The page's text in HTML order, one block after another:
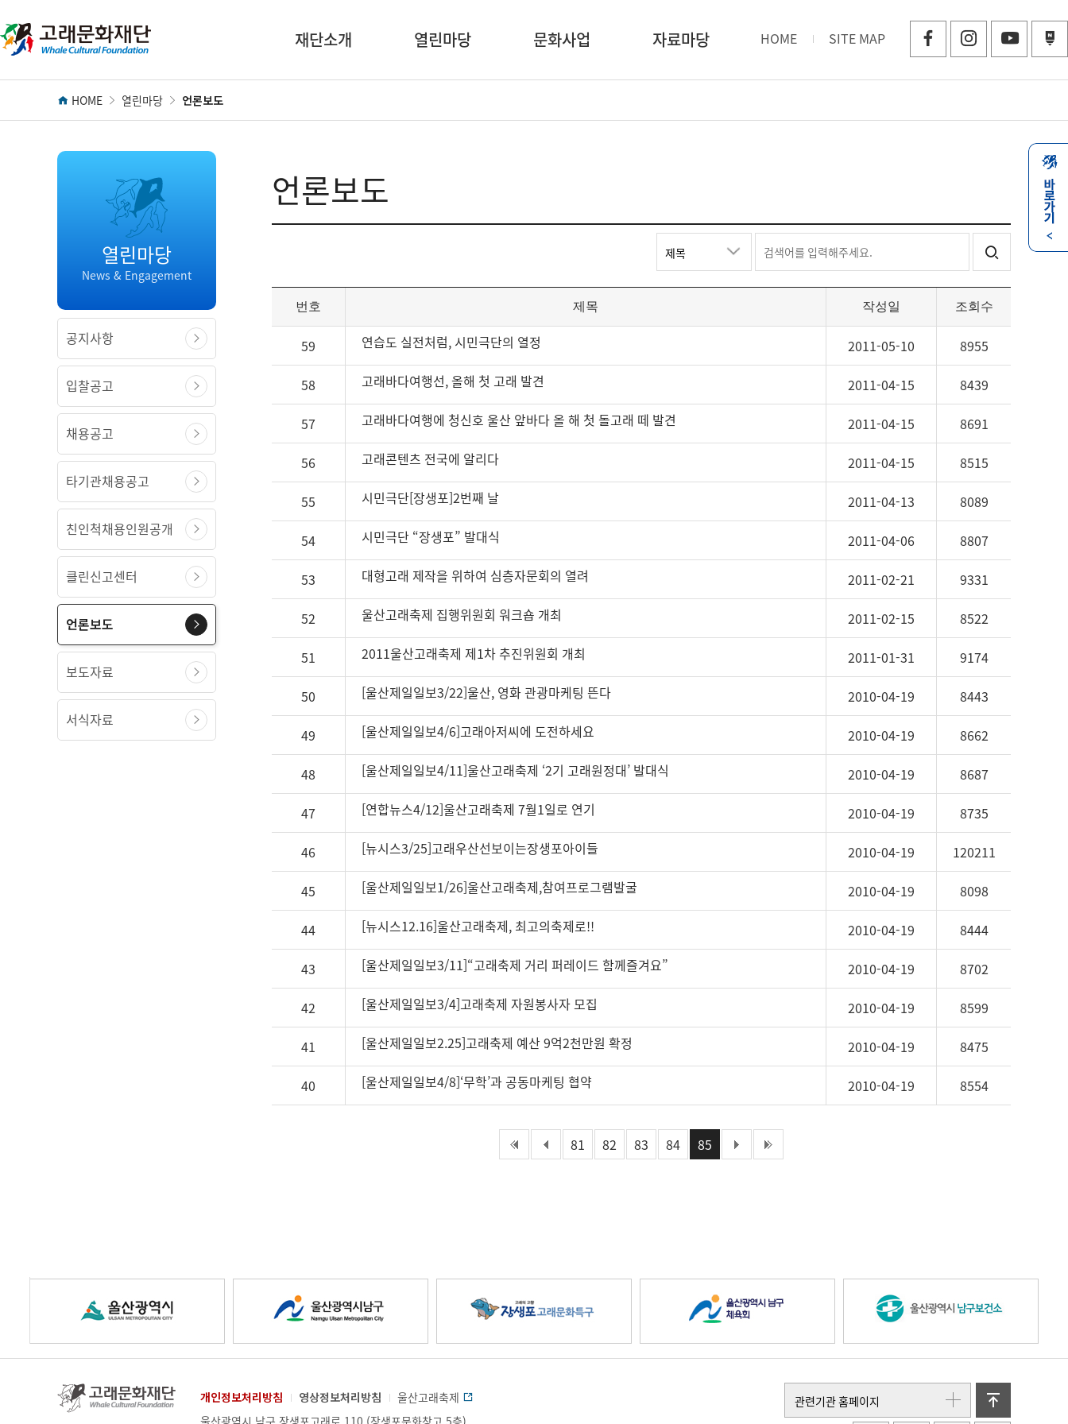
역
메
재단소개 열린마당 문화사업 자료마당 HOME SITE MAP
HOME 열린마당 언론보도
열린마당
News & Engagement
공지사항
입찰공고
채용공고
타기관채용공고
친인척채용인원공개
클린신고센터
언론보도
보도자료
서식자료
언론보도
워
색
번호 제목 작성일 조회수
59 연습도 실전처럼, 시민극단의 열정 2011-05-10 8955
58 고래바다여행선, 올해 첫 고래 발견 2011-04-15 8439
57 고래바다여행에 청신호 울산 앞바다 올 해 첫 돌고래 떼 발견 2011-04-15 8691
56 고래콘텐츠 전국에 알리다 2011-04-15 8515
55 시민극단[장생포]2번째 날 2011-04-13 8089
54 시민극단 “장생포” 발대식 2011-04-06 8807
53 대형고래 제작을 위하여 심층자문회의 열려 2011-02-21 9331
52 울산고래축제 집행위원회 워크숍 개최 2011-02-15 8522
51 2011울산고래축제 제1차 추진위원회 개최 2011-01-31 9174
50 [울산제일일보3/22]울산, 영화 관광마케팅 뜬다 2010-04-19 8443
49 [울산제일일보4/6]고래아저씨에 도전하세요 2010-04-19 8662
48 [울산제일일보4/11]울산고래축제 ‘2기 고래원정대’ 발대식 2010-04-19 8687
47 [연합뉴스4/12]울산고래축제 7월1일로 연기 2010-04-19 8735
46 [뉴시스3/25]고래우산선보이는장생포아이들 2010-04-19 120211
45 [울산제일일보1/26]울산고래축제,참여프로그램발굴 2010-04-19 8098
44 [뉴시스12.16]울산고래축제, 최고의축제로!! 2010-04-19 8444
43 [울산제일일보3/11]“고래축제 거리 퍼레이드 함께즐겨요” 2010-04-19 8702
42 [울산제일일보3/4]고래축제 자원봉사자 모집 2010-04-19 8599
41 [울산제일일보2.25]고래축제 예산 9억2천만원 확정 2010-04-19 8475
40 [울산제일일보4/8]‘무학’과 공동마케팅 협약 2010-04-19 8554
처음페이지이전페이지
81 82 83 84 85
바
로
가
기
열
울 울 장 울 울
고
래
개인정보처리방침 영상정보처리방침
울산고래축제
업
주
울산광역시 남구 장생포고래로 110 (장생포문화창고 5층)
관련기관 홈페이지
위